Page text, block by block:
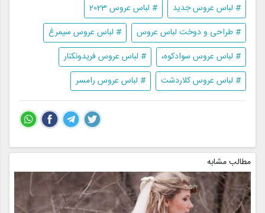
# لباس عروس جدید
# لباس عروس 2023
# طراحی و دوخت لباس عروس
# لباس عروس سیمرغ
# لباس عروس سوادکوه،
# لباس عروس فریدونکنار
# لباس عروس کلاردشت
# لباس عروس رامسر
مطالب مشابه